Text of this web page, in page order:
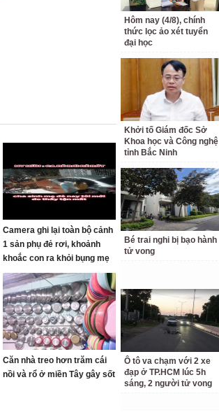
Camera ghi lại toàn bộ cảnh
1 sản phụ đẻ rơi, khoảnh
khoắc con ra khỏi bụng mẹ
khiến nhiều người thót tim
Căn nhà treo hơn trăm cái
nồi và rổ ở miền Tây gây sốt
Hôm nay (4/8), chính
thức lọc ảo xét tuyển
đại học
Khởi tố Giám đốc Sở
Khoa học và Công nghệ
tỉnh Bắc Ninh
Bé trai nghi bị bạo hành
tử vong
Ô tô va chạm với 2 xe
đạp ở TP.HCM lúc 5h
sáng, 2 người tử vong